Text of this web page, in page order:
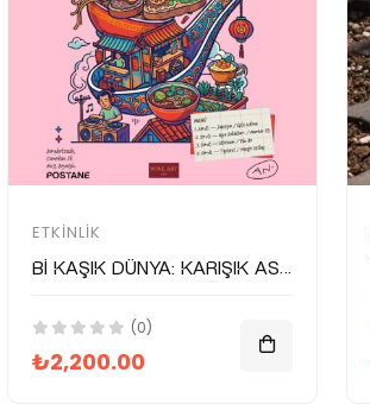
ETKINLIK
Bi Kaşık Dünya: Karışık Asya Mutfağı
(0)
₺2,200.00